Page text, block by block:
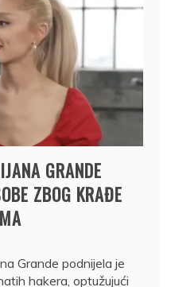
GRANDE
ZBOG KRAĐE
Grande podnijela je
hakera, optužujući